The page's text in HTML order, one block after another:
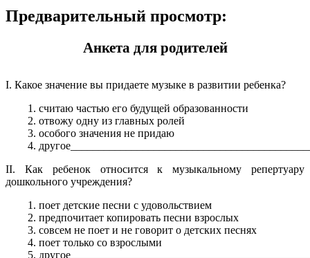
Предварительный просмотр:
Анкета для родителей
I. Какое значение вы придаете музыке в развитии ребенка?
считаю частью его будущей образованности
отвожу одну из главных ролей
особого значения не придаю
II. Как ребенок относится к музыкальному репертуару
дошкольного учреждения?
поет детские песни с удовольствием
предпочитает копировать песни взрослых
совсем не поет и не говорит о детских песнях
поет только со взрослыми